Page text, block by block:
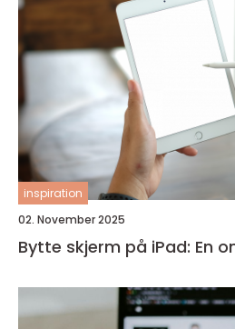
inspiration
02. November 2025
Bytte skjerm på iPad: En